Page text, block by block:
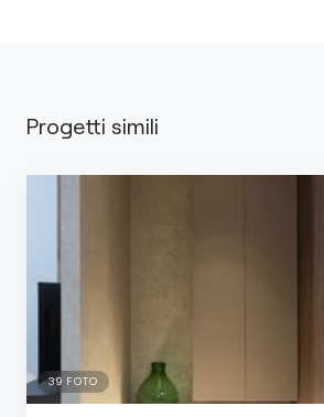
Progetti simili
39 FOTO